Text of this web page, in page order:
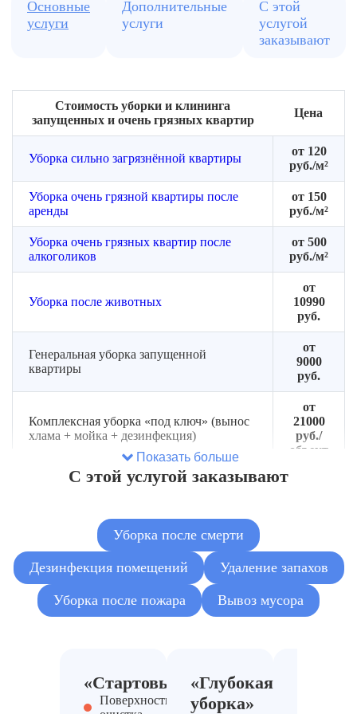
поверхности.
раковины,
сантехники.
Используем
профессиональные
средства
Pro-
Brite
Основные
услуги
Дополнительные
услуги
С этой
услугой
заказывают
Стоимость уборки и клининга
запущенных и очень грязных квартир
Цена
Уборка сильно загрязнённой квартиры
от 120
руб./м²
Уборка очень грязной квартиры после
аренды
от 150
руб./м²
Уборка очень грязных квартир после
алкоголиков
от 500
руб./м²
Уборка после животных
от
10990
руб.
Генеральная уборка запущенной
квартиры
от
9000
руб.
Комплексная уборка «под ключ» (вынос
хлама + мойка + дезинфекция)
от
21000
руб./
объект
Сортировка и разбор завалов (без
Вывоз мусора из захламлённой квартиры
5500
руб.
от
3000
Демонтаж мебели и старых покрытий
Показать больше
С этой услугой заказывают
Уборка после смерти
Дезинфекция помещений Удаление запахов
Уборка после пожара Вывоз мусора
«Стартовый»
Поверхностная
«Глубокая
уборка»